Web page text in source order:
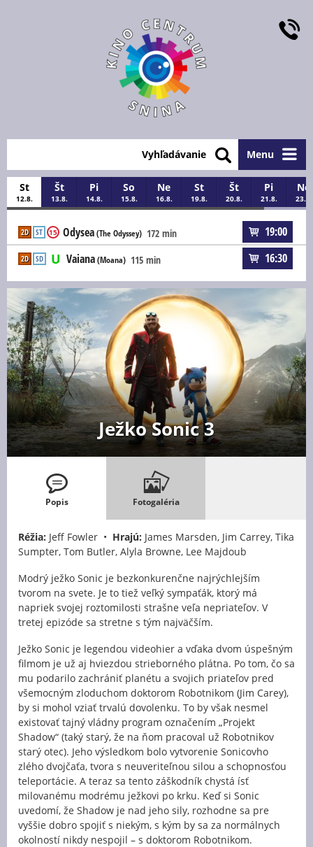
Menu
Vyhľadávanie
St
12.8.
Št
13.8.
Pi
14.8.
So
15.8.
Ne
16.8.
St
19.8.
Št
20.8.
Pi
21.8.
Ne
23.8.
Odysea(The Odyssey) 172 min
2D ST 15
19:00
Vaiana(Moana) 115 min
2D SD 16:30
Ježko Sonic 3
Popis Fotogaléria
Réžia: Jeff Fowler • Hrajú: James Marsden, Jim Carrey, Tika
Sumpter, Tom Butler, Alyla Browne, Lee Majdoub
Modrý ježko Sonic je bezkonkurenčne najrýchlejším
tvorom na svete. Je to tiež veľký sympaťák, ktorý má
napriek svojej roztomilosti strašne veľa nepriateľov. V
tretej epizóde sa stretne s tým najväčším.
Ježko Sonic je legendou videohier a vďaka dvom úspešným
filmom je už aj hviezdou strieborného plátna. Po tom, čo sa
mu podarilo zachrániť planétu a svojich priateľov pred
všemocným zloduchom doktorom Robotnikom (Jim Carey),
by si mohol vziať trvalú dovolenku. To by však nesmel
existovať tajný vládny program označením „Projekt
Shadow“ (taký starý, že na ňom pracoval už Robotnikov
starý otec). Jeho výsledkom bolo vytvorenie Sonicovho
zlého dvojčaťa, tvora s neuveriteľnou silou a schopnosťou
teleportácie. A teraz sa tento záškodník chystá ísť
milovanému modrému ježkovi po krku. Keď si Sonic
uvedomí, že Shadow je nad jeho sily, rozhodne sa pre
vyššie dobro spojiť s niekým, s kým by sa za normálnych
okolností nikdy nespojil – s doktorom Robotnikom.